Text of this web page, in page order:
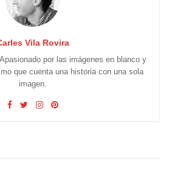
Vila Rovira
por las imágenes en blanco y
que cuenta una historia con una sola
imagen.